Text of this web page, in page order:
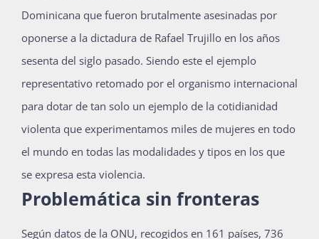
Dominicana que fueron brutalmente asesinadas por
oponerse a la dictadura de Rafael Trujillo en los años
sesenta del siglo pasado. Siendo este el ejemplo
representativo retomado por el organismo internacional
para dotar de tan solo un ejemplo de la cotidianidad
violenta que experimentamos miles de mujeres en todo
el mundo en todas las modalidades y tipos en los que
se expresa esta violencia.
Problemática sin fronteras
Según datos de la ONU, recogidos en 161 países, 736